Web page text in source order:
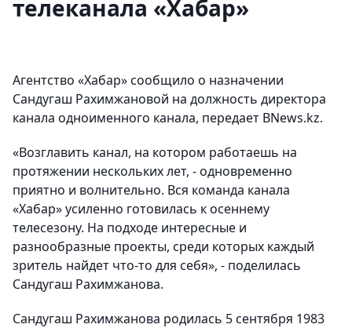
телеканала «Хабар»
Агентство «Хабар» сообщило о назначении
Сандугаш Рахимжановой на должность директора
канала одноименного канала, передает BNews.kz.
«Возглавить канал, на котором работаешь на
протяжении нескольких лет, - одновременно
приятно и волнительно. Вся команда канала
«Хабар» усиленно готовилась к осеннему
телесезону. На подходе интересные и
разнообразные проекты, среди которых каждый
зритель найдет что-то для себя», - поделилась
Сандугаш Рахимжанова.
Сандугаш Рахимжанова родилась 5 сентября 1983